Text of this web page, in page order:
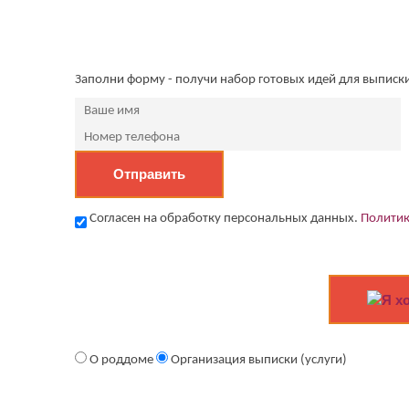
Заполни форму - получи набор готовых идей для
Согласен на обработку персональных данных.
Я
О роддоме Организация выписки (услуги)